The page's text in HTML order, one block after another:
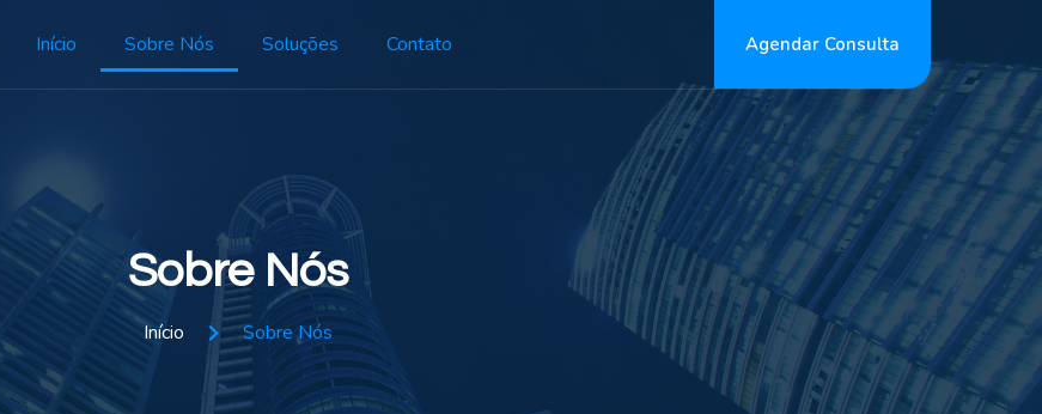
Início Sobre Nós Soluções Contato Agendar Consulta
Sobre Nós
Início Sobre Nós